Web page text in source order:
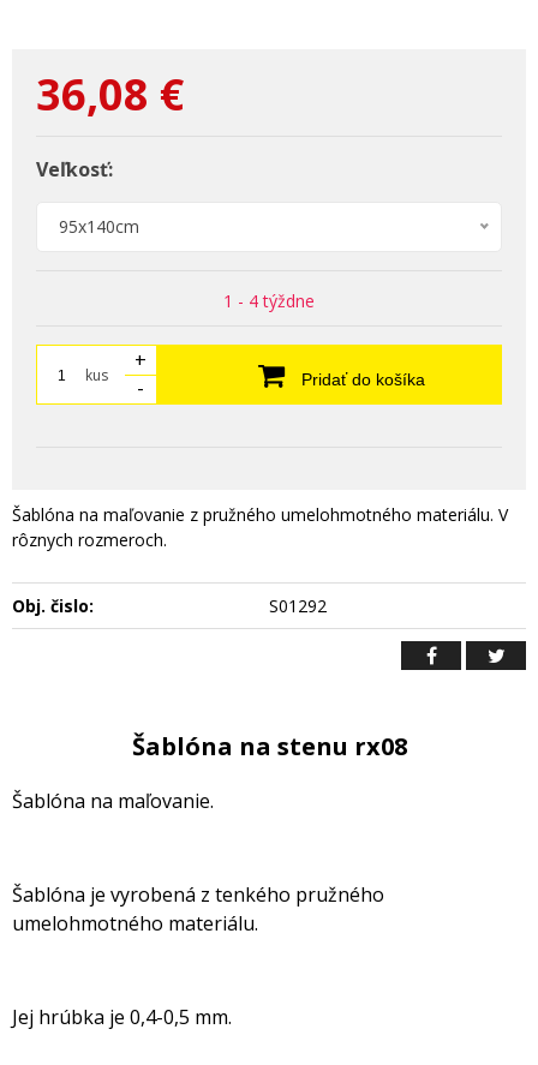
36,08 €
Veľkosť:
95x140cm
1 - 4 týždne
kus
+
-
Pridať do košíka
Šablóna na maľovanie z pružného umelohmotného materiálu. V
rôznych rozmeroch.
Obj. čislo: S01292
Šablóna na stenu rx08
Šablóna na maľovanie.
Šablóna je vyrobená z tenkého pružného
umelohmotného materiálu.
Jej hrúbka je 0,4-0,5 mm.